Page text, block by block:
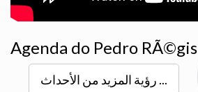
Agenda do Pedro RÃ©gis
رؤية المزيد من الأحداث ...